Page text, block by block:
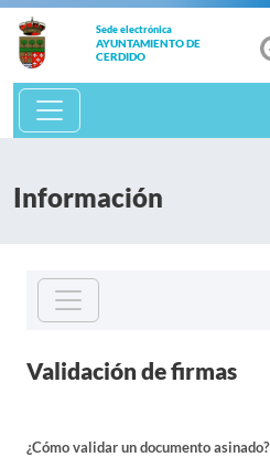
Sede electrónica
AYUNTAMIENTO DE
CERDIDO
Información
Validación de firmas
¿Cómo validar un documento asinado?